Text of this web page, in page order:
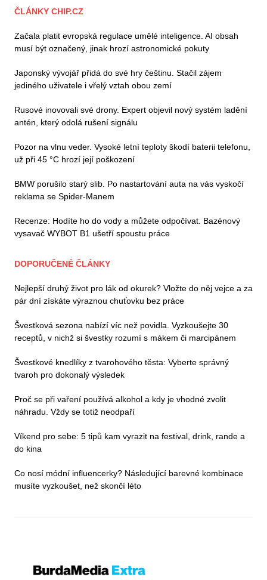
ČLÁNKY CHIP.CZ
Začala platit evropská regulace umělé inteligence. AI obsah
musí být označený, jinak hrozí astronomické pokuty
Japonský vývojář přidá do své hry češtinu. Stačil zájem
jediného uživatele i vřelý vztah obou zemí
Rusové inovovali své drony. Expert objevil nový systém ladění
antén, který odolá rušení signálu
Pozor na vlnu veder. Vysoké letní teploty škodí baterii telefonu,
už při 45 °C hrozí její poškození
BMW porušilo starý slib. Po nastartování auta na vás vyskočí
reklama se Spider-Manem
Recenze: Hodíte ho do vody a můžete odpočívat. Bazénový
vysavač WYBOT B1 ušetří spoustu práce
DOPORUČENÉ ČLÁNKY
Nejlepší druhý život pro lák od okurek? Vložte do něj vejce a za
pár dní získáte výraznou chuťovku bez práce
Švestková sezona nabízí víc než povidla. Vyzkoušejte 30
receptů, v nichž si švestky rozumí s mákem či marcipánem
Švestkové knedlíky z tvarohového těsta: Vyberte správný
tvaroh pro dokonalý výsledek
Proč se při vaření používá alkohol a kdy je vhodné zvolit
náhradu. Vždy se totiž neodpaří
Víkend pro sebe: 5 tipů kam vyrazit na festival, drink, rande a
do kina
Co nosí módní influencerky? Následující barevné kombinace
musíte vyzkoušet, než skončí léto